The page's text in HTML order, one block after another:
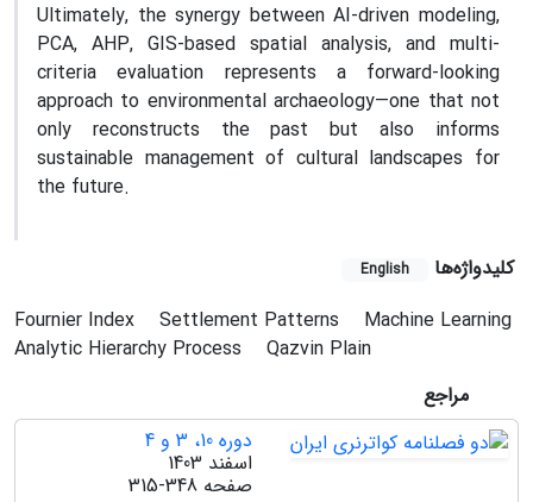
Ultimately, the synergy between AI-driven modeling,
PCA, AHP, GIS-based spatial analysis, and multi-
criteria evaluation represents a forward-looking
approach to environmental archaeology—one that not
only reconstructs the past but also informs
sustainable management of cultural landscapes for
the future.
کلیدواژه‌ها English
Fournier Index Settlement Patterns
Machine Learning
Analytic Hierarchy Process
Qazvin Plain
مراجع
دوره 10، 3 و 4
اسفند 1403
صفحه 315-348